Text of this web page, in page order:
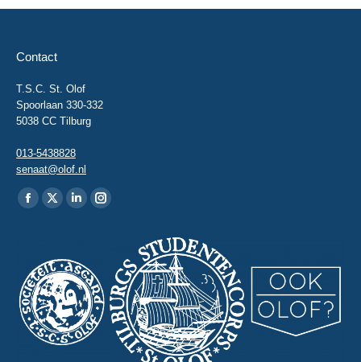
Contact
T.S.C. St. Olof
Spoorlaan 330-332
5038 CC Tilburg
013-5438828
senaat@olof.nl
Vind ons op:
Facebook
in
new
window
X
in
new
window
Linkedin
in
new
window
Instagram
new
window